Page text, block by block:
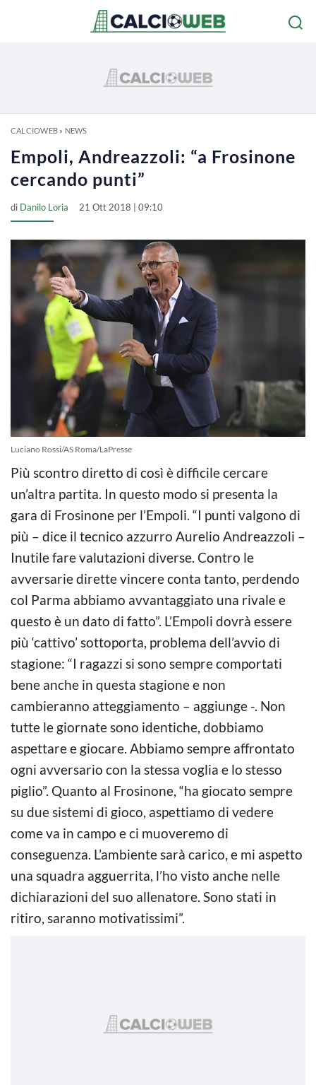
CALCIOWEB» NEWS
Empoli, Andreazzoli: “a Frosinone
cercando punti”
di Danilo Loria 21 Ott 2018 | 09:10
Luciano Rossi/AS Roma/LaPresse
Più scontro diretto di così è difficile cercare
un’altra partita. In questo modo si presenta la
gara di Frosinone per l’Empoli. “I punti valgono di
più – dice il tecnico azzurro Aurelio Andreazzoli –
Inutile fare valutazioni diverse. Contro le
avversarie dirette vincere conta tanto, perdendo
col Parma abbiamo avvantaggiato una rivale e
questo è un dato di fatto”. L’Empoli dovrà essere
più ‘cattivo’ sottoporta, problema dell’avvio di
stagione: “I ragazzi si sono sempre comportati
bene anche in questa stagione e non
cambieranno atteggiamento – aggiunge -. Non
tutte le giornate sono identiche, dobbiamo
aspettare e giocare. Abbiamo sempre affrontato
ogni avversario con la stessa voglia e lo stesso
piglio”. Quanto al Frosinone, “ha giocato sempre
su due sistemi di gioco, aspettiamo di vedere
come va in campo e ci muoveremo di
conseguenza. L’ambiente sarà carico, e mi aspetto
una squadra agguerrita, l’ho visto anche nelle
dichiarazioni del suo allenatore. Sono stati in
ritiro, saranno motivatissimi”.